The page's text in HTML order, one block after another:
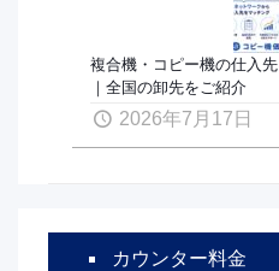
複合機・コピー機の仕入
｜全国の卸先をご紹介
2026年7月17日
カウンター料金